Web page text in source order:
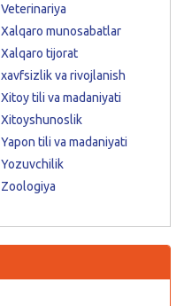
Veterinariya
Xalqaro munosabatlar
Xalqaro tijorat
xavfsizlik va rivojlanish
Xitoy tili va madaniyati
Xitoyshunoslik
Yapon tili va madaniyati
Yozuvchilik
Zoologiya